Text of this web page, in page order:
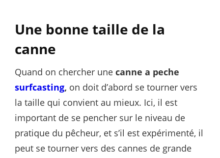
Une bonne taille de la
canne
Quand on chercher une canne a peche
surfcasting, on doit d’abord se tourner vers
la taille qui convient au mieux. Ici, il est
important de se pencher sur le niveau de
pratique du pêcheur, et s’il est expérimenté, il
peut se tourner vers des cannes de grande